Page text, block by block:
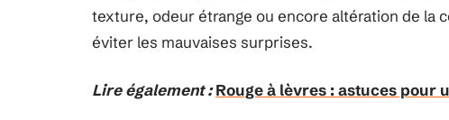
texture, odeur étrange ou encore altération de la
éviter les mauvaises surprises.
Lire également : Rouge à lèvres : astuces pour